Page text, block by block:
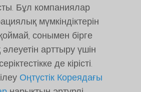
Бұл компаниялар
мүмкіндіктерін
сонымен бірге
арттыру үшін
де кірісті.
Оңтүстік Кореядағы